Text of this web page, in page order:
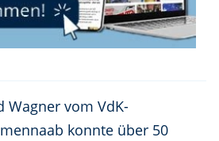
Wagner vom VdK-
konnte über 50